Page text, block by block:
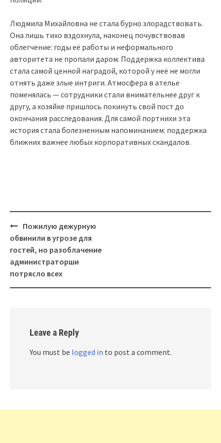
Людмила Михайловна не стала бурно злорадствовать.
Она лишь тихо вздохнула, наконец почувствовав
облегчение: годы её работы и неформального
авторитета не пропали даром. Поддержка коллектива
стала самой ценной наградой, которой у неё не могли
отнять даже злые интриги. Атмосфера в ателье
поменялась — сотрудники стали внимательнее друг к
другу, а хозяйке пришлось покинуть свой пост до
окончания расследования. Для самой портнихи эта
история стала болезненным напоминанием: поддержка
ближних важнее любых корпоративных скандалов.
Post
navigation
Пожилую дежурную
обвинили в угрозе для
гостей, но разоблачение
администраторши
потрясло всех
Leave a Reply
You must be logged in to post a comment.